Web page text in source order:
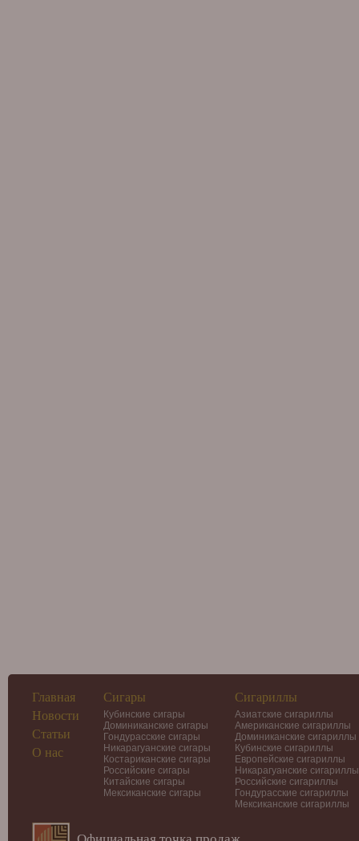
Главная
Новости
Статьи
О нас
Сигары
Кубинские сигары
Доминиканские сигары
Гондурасские сигары
Никарагуанские сигары
Костариканские сигары
Российские сигары
Китайские сигары
Мексиканские сигары
Сигариллы
Азиатские сигариллы
Американские сигариллы
Доминиканские сигариллы
Кубинские сигариллы
Европейские сигариллы
Никарагуанские сигариллы
Российские сигариллы
Гондурасские сигариллы
Мексиканские сигариллы